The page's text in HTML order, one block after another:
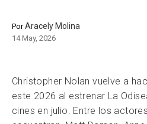
PorAracely Molina
14 May, 2026
Christopher Nolan vuelve a
este 2026 al estrenar La
cines en julio. Entre los